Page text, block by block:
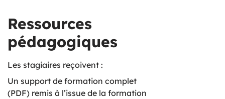
Ressources
pédagogiques
Les stagiaires reçoivent :
Un support de formation complet
(PDF) remis à l’issue de la formation